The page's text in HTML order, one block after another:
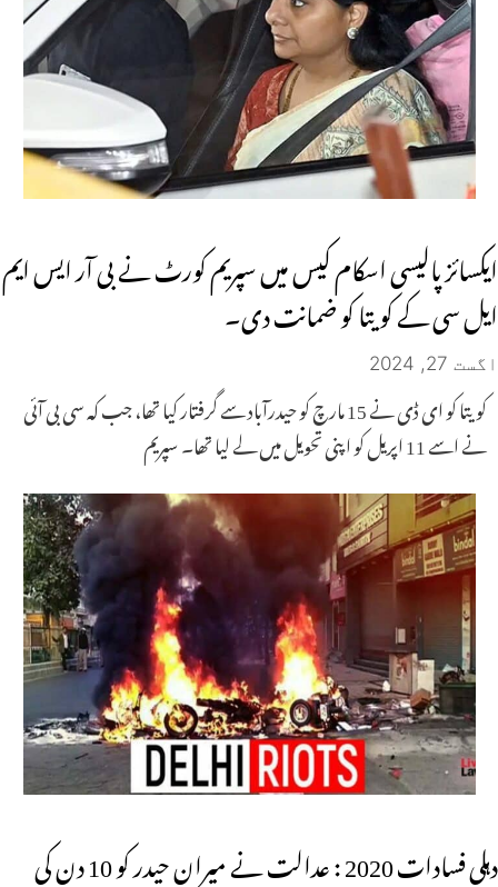
ایکسائز پالیسی اسکام کیس میں سپریم کورٹ نے بی آر ایس ایم
ایل سی کے کویتا کو ضمانت دی۔
اگست 27, 2024
کویتا کو ای ڈی نے 15 مارچ کو حیدرآباد سے گرفتار کیا تھا، جب کہ سی بی آئی
نے اسے 11 اپریل کو اپنی تحویل میں لے لیا تھا۔ سپریم
دہلی فسادات 2020 : عدالت نے میران حیدر کو 10 دن کی